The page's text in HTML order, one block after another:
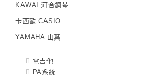
KAWAI 河合鋼琴
卡西歐 CASIO
YAMAHA 山葉
電吉他
PA系統